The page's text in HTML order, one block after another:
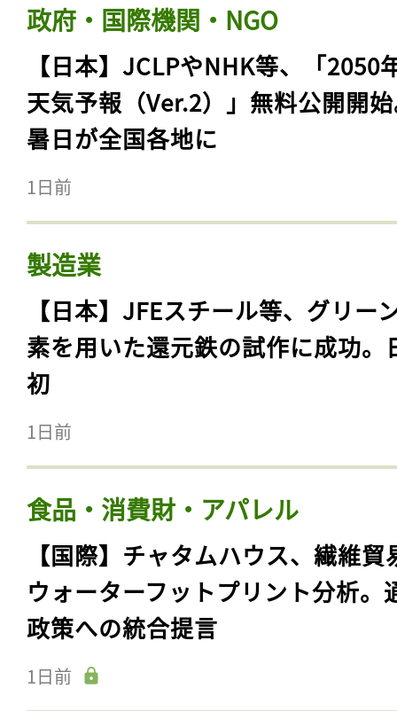
政府・国際機関・NGO
【日本】JCLPやNHK等、「2050
天気予報（Ver.2）」無料公開開
暑日が全国各地に
1日前
製造業
【日本】JFEスチール等、グリー
素を用いた還元鉄の試作に成功。
初
1日前
食品・消費財・アパレル
【国際】チャタムハウス、繊維貿
ウォーターフットプリント分析。
政策への統合提言
1日前